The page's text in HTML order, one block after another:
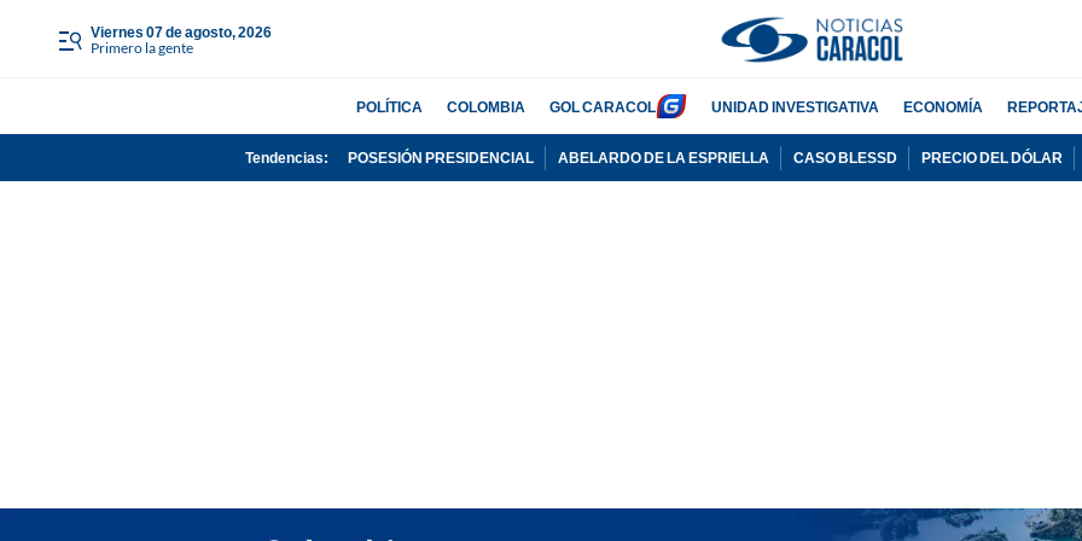
viernes 07 de agosto, 2026
Primero la gente
POLÍTICA COLOMBIA GOL CARACOL UNIDAD INVESTIGATIVA ECONOMÍA
Tendencias: POSESIÓN PRESIDENCIAL ABELARDO DE LA ESPRIELLA CASO BLESSD PRECIO DEL DÓLAR